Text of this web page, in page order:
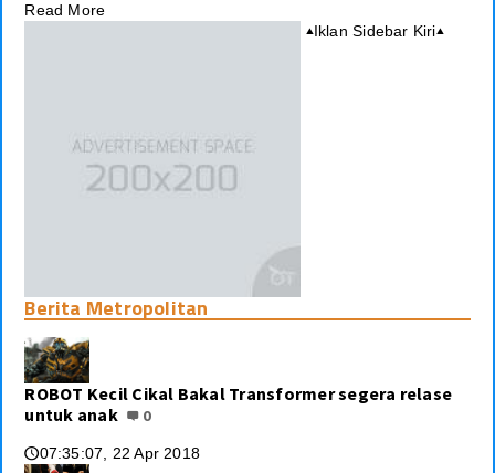
Read More
▴Iklan Sidebar Kiri▴
Berita Metropolitan
ROBOT Kecil Cikal Bakal Transformer segera relase
untuk anak
0
🕔07:35:07, 22 Apr 2018